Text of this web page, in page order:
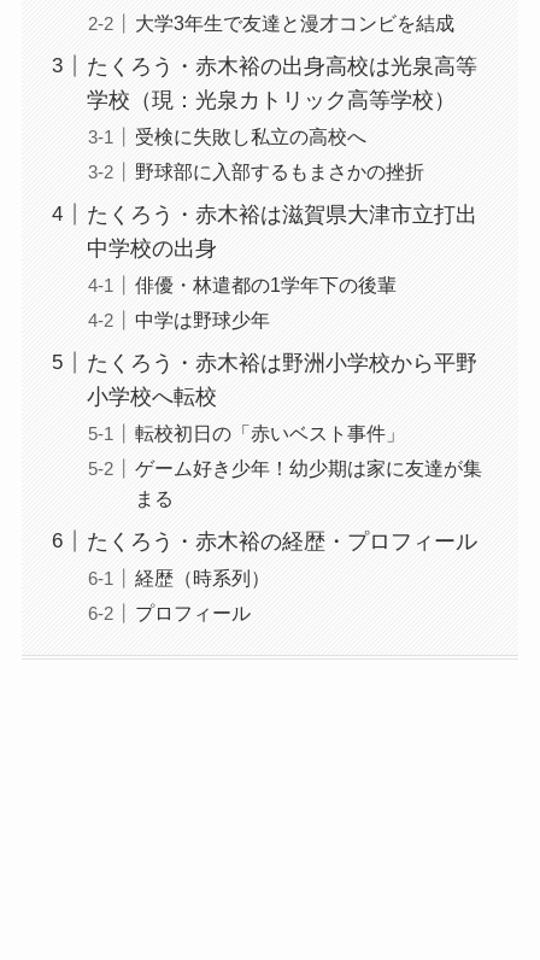
大学3年生で友達と漫才コンビを結成
たくろう・赤木裕の出身高校は光泉高等
学校（現：光泉カトリック高等学校）
受検に失敗し私立の高校へ
野球部に入部するもまさかの挫折
たくろう・赤木裕は滋賀県大津市立打出
中学校の出身
俳優・林遣都の1学年下の後輩
中学は野球少年
たくろう・赤木裕は野洲小学校から平野
小学校へ転校
転校初日の「赤いベスト事件」
ゲーム好き少年！幼少期は家に友達が集
まる
たくろう・赤木裕の経歴・プロフィール
経歴（時系列）
プロフィール